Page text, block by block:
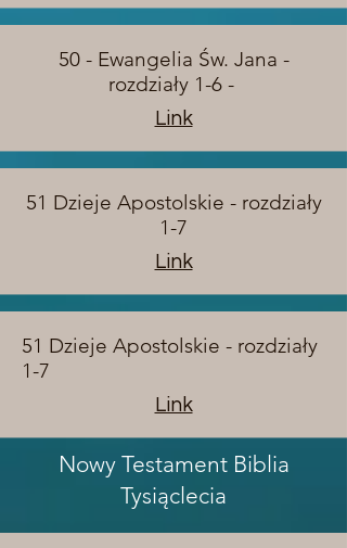
50 - Ewangelia Św. Jana -
rozdziały 1-6 -
Link
51 Dzieje Apostolskie - rozdziały
1-7
Link
51 Dzieje Apostolskie - rozdziały
1-7
Link
Nowy Testament Biblia
Tysiąclecia